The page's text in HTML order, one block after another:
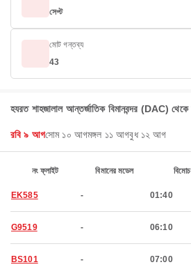
সেপ্ট
মোট গন্তব্য
43
হযরত শাহজালাল আন্তর্জাতিক বিমানবন্দর (DAC)
রবি ৯ আগসোম ১০ আগমঙ্গল ১১ আগবুধ ১২ আগ
নং ফ্লাইট বিমানের মডেল
EK585 - 01:40
G9519 - 06:10
BS101 - 07:00